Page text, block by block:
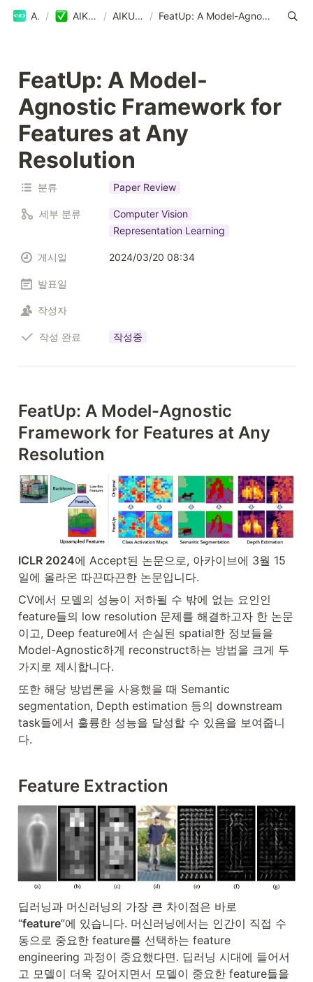
AIKU / AIKU Blog / AIKU Blog / FeatUp: A Model-Agnostic Framework for Features at Any Resolution
FeatUp: A Model-
Agnostic Framework for
Features at Any
Resolution
분류 Paper Review
세부 분류
Computer Vision
Representation Learning
게시일 2024/03/20 08:34
발표일
작성자
작성 완료 작성중
FeatUp: A Model-Agnostic
Framework for Features at Any
Resolution
ICLR 2024에 Accept된 논문으로, 아카이브에 3월 15
일에 올라온 따끈따끈한 논문입니다.
CV에서 모델의 성능이 저하될 수 밖에 없는 요인인
feature들의 low resolution 문제를 해결하고자 한 논문
이고, Deep feature에서 손실된 spatial한 정보들을
Model-Agnostic하게 reconstruct하는 방법을 크게 두
가지로 제시합니다.
또한 해당 방법론을 사용했을 때 Semantic
segmentation, Depth estimation 등의 downstream
task들에서 훌륭한 성능을 달성할 수 있음을 보여줍니
다.
Feature Extraction
딥러닝과 머신러닝의 가장 큰 차이점은 바로
“feature”에 있습니다. 머신러닝에서는 인간이 직접 수
동으로 중요한 feature를 선택하는 feature
engineering 과정이 중요했다면. 딥러닝 시대에 들어서
고 모델이 더욱 깊어지면서 모델이 중요한 feature들을